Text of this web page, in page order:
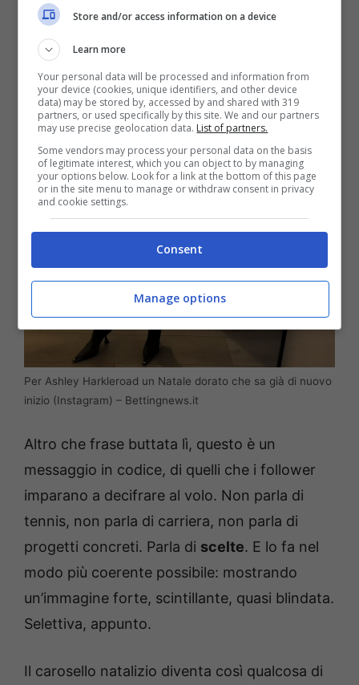
Ashley.
Per Ashley Harkleroad un Natale dorato che sa già di nuovo
inizio (Instagram) – Bettingnews.it
Altro che frase buttata lì, questo è un
messaggio in codice, di quelli che i follower
imparano a decifrare al volo. Non parla di
tennis, non parla di carriera, non parla di
progetti concreti. Parla di scelte. E lo fa nel
modo più coerente possibile: mostrando
un’immagine forte, scintillante, quasi blindata.
Selettiva, appunto.
Il carosello natalizio diventa così qualcosa di
Store and/or access information on a device
Learn more
Your personal data will be processed and information from
your device (cookies, unique identifiers, and other device
data) may be stored by, accessed by and shared with 319
partners, or used specifically by this site. We and our partners
may use precise geolocation data. List of partners.
Some vendors may process your personal data on the basis
of legitimate interest, which you can object to by managing
your options below. Look for a link at the bottom of this page
or in the site menu to manage or withdraw consent in privacy
and cookie settings.
Consent
Manage options